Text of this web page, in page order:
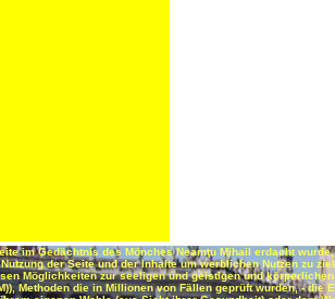
im Gedächtnis des Mönches Neamţu Mihail erdacht
der Seite und der Inhalte um werblichen Nutzen zu
Möglichkeiten zur seeligen und geistigen und
Methoden die in Millionen von Fällen geprüft wurden, -